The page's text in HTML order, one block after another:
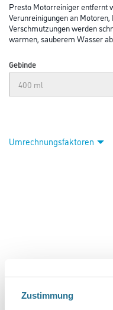
Zustimmung
Presto Motorreiniger entfernt
Verunreinigungen an Motoren,
Verschmutzungen werden
warmen, sauberem Wasser
Gebinde
Umrechnungsfaktoren